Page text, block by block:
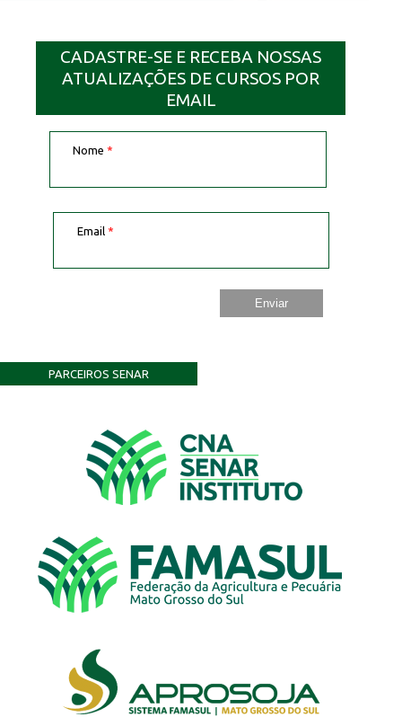
CADASTRE-SE E RECEBA NOSSAS
ATUALIZAÇÕES DE CURSOS POR
EMAIL
Nome *
Email *
PARCEIROS SENAR